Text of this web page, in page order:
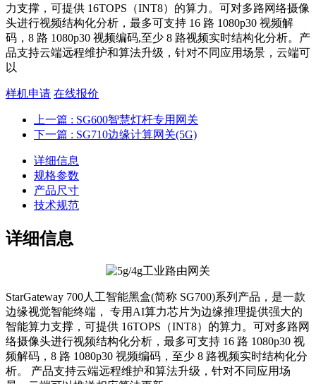
力支撑，可提供 16TOPS（INT8）的算力。可对多路网络摄像
头进行视频结构化分析，最多可支持 16 路 1080p30 视频解
码，8 路 1080p30 视频编码,至少 8 路视频实时结构化分析。产
品支持云端远程维护和算法升级，针对不同应用场景，云端可
以
样机申请 在线报价
上一篇 : SG600智慧灯杆专用网关
下一篇 : SG710边缘计算网关(5G)
详细信息
规格参数
产品尺寸
技术规范
详细信息
StarGateway 700人工智能黑盒(简称 SG700)系列产品，是一款
边缘视觉智能终端， 专用AI算力芯片为边缘推理提供强大的
智能算力支撑，可提供 16TOPS（INT8）的算力。可对多路网
络摄像头进行视频结构化分析，最多可支持 16 路 1080p30 视
频解码，8 路 1080p30 视频编码，至少 8 路视频实时结构化分
析。 产品支持云端远程维护和算法升级，针对不同应用场